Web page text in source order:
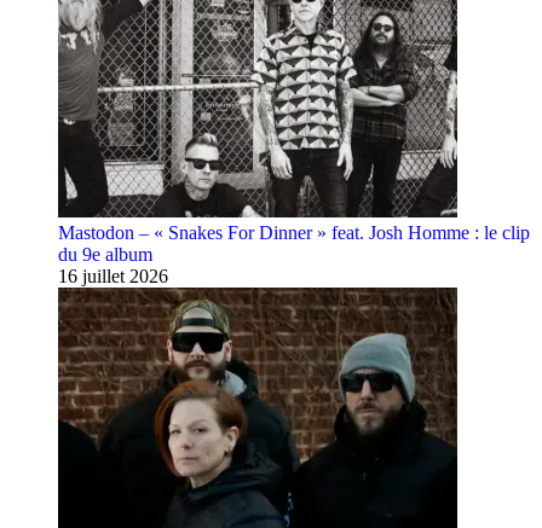
Mastodon – « Snakes For Dinner » feat. Josh Homme : le clip
du 9e album
16 juillet 2026